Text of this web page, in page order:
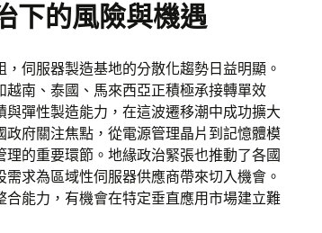
下的風險與機遇
伺服器製造基地的分散化趨勢日益明顯。
南、泰國、馬來西亞正積極承接轉單效
彈性製造能力，在這波遷移潮中成功擴大
府關注焦點，從電源管理晶片到記憶體模
的重要環節。地緣政治緊張也推動了各國
求為區域性伺服器供應商帶來切入機會。
能力，有機會在特定垂直應用市場建立難